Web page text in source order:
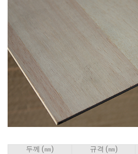
두께 (㎜) 규격 (㎜)